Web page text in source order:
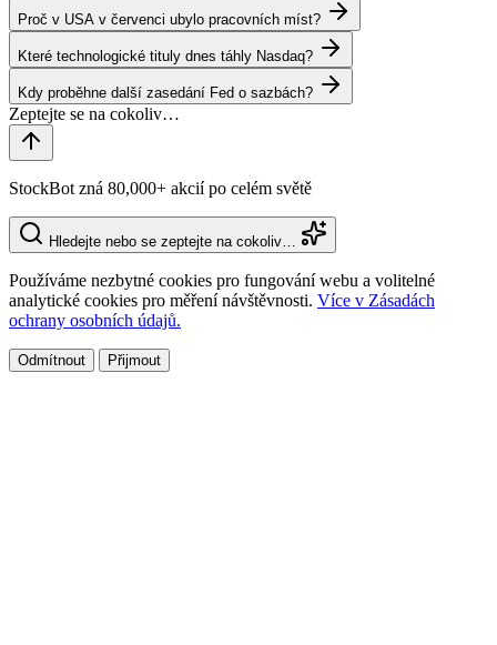
Proč v USA v červenci ubylo pracovních míst?
Které technologické tituly dnes táhly Nasdaq?
Kdy proběhne další zasedání Fed o sazbách?
StockBot zná 80,000+ akcií po celém světě
Hledejte nebo se zeptejte na cokoliv…
Používáme nezbytné cookies pro fungování webu a volitelné
analytické cookies pro měření návštěvnosti. Více v Zásadách
ochrany osobních údajů.
Odmítnout Přijmout